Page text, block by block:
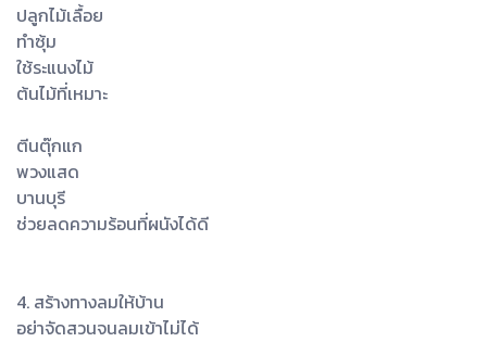
ปลูกไม้เลื้อย
ทำซุ้ม
ใช้ระแนงไม้
ต้นไม้ที่เหมาะ
ตีนตุ๊กแก
พวงแสด
บานบุรี
ช่วยลดความร้อนที่ผนังได้ดี
4. สร้างทางลมให้บ้าน
อย่าจัดสวนจนลมเข้าไม่ได้